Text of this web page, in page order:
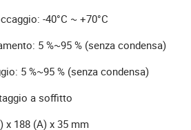
-40°C ~ +70°C
5 %~95 % (senza condensa)
5 %~95 % (senza condensa)
a soffitto
x 188 (A) x 35 mm